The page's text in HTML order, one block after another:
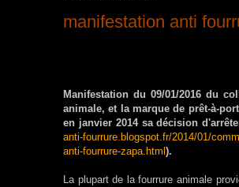
manifestation anti
Manifestation du 09/01/2016 du
animale, et la marque de prêt-à-
en janvier 2014 sa décision
anti-fourrure.blogspot.fr/2014/01/
anti-fourrure-zapa.html ).
La plupart de la fourrure animale